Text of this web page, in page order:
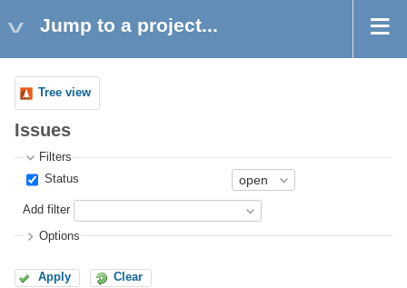
Jump to a project...
Tree view
Issues
Filters
Status
Add filter
Options
Apply Clear